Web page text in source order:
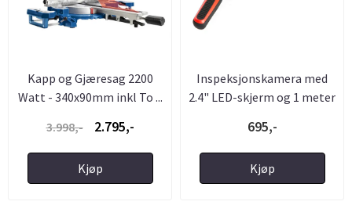
Kapp og Gjæresag 2200
Watt - 340x90mm inkl To ...
3.998,-
2.795,-
Kjøp
Inspeksjonskamera med
2.4" LED-skjerm og 1 meter
695,-
Kjøp